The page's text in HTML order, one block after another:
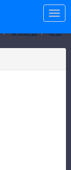
安装配置 配置